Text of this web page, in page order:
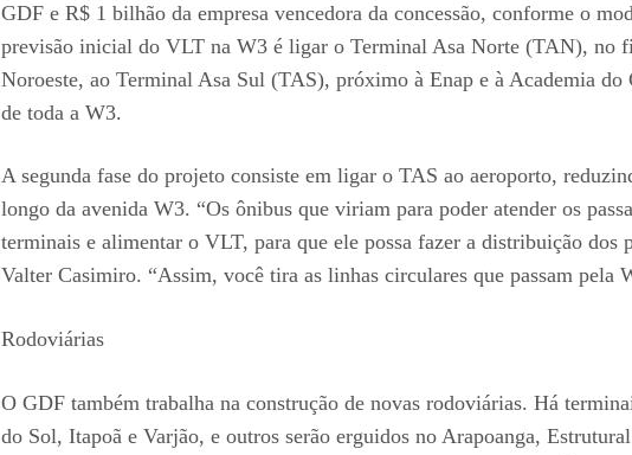
GDF e R$ 1 bilhão da empresa vencedora da concessão, conforme o
previsão inicial do VLT na W3 é ligar o Terminal Asa Norte (TAN), no
Noroeste, ao Terminal Asa Sul (TAS), próximo à Enap e à Academia
de toda a W3.
A segunda fase do projeto consiste em ligar o TAS ao aeroporto,
longo da avenida W3. “Os ônibus que viriam para poder atender os
terminais e alimentar o VLT, para que ele possa fazer a distribuição dos
Valter Casimiro. “Assim, você tira as linhas circulares que passam pela
Rodoviárias
O GDF também trabalha na construção de novas rodoviárias. Há
do Sol, Itapoã e Varjão, e outros serão erguidos no Arapoanga,